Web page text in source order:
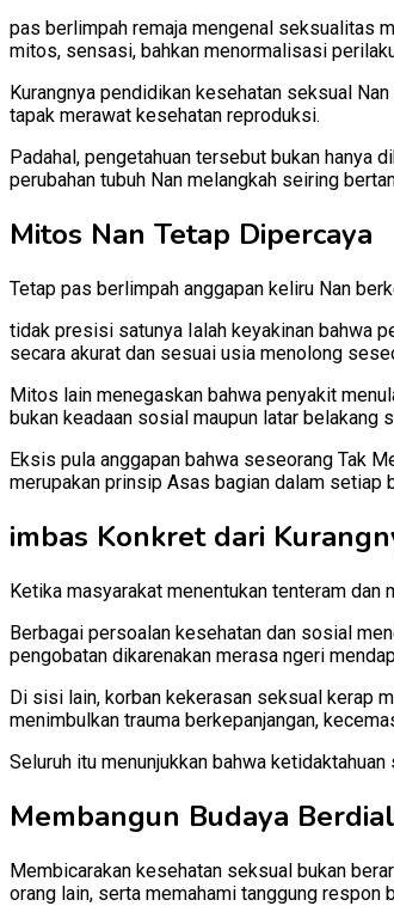
pas berlimpah remaja mengenal seksualitas
mitos, sensasi, bahkan menormalisasi
Kurangnya pendidikan kesehatan seksual
tapak merawat kesehatan reproduksi.
Padahal, pengetahuan tersebut bukan hanya
perubahan tubuh Nan melangkah seiring
Mitos Nan Tetap Dipercaya
Tetap pas berlimpah anggapan keliru Nan
tidak presisi satunya Ialah keyakinan bahwa
secara akurat dan sesuai usia menolong
Mitos lain menegaskan bahwa penyakit
bukan keadaan sosial maupun latar belakang
Eksis pula anggapan bahwa seseorang Tak
merupakan prinsip Asas bagian dalam setiap
imbas Konkret dari
Ketika masyarakat menentukan tenteram dan
Berbagai persoalan kesehatan dan sosial
pengobatan dikarenakan merasa ngeri
Di sisi lain, korban kekerasan seksual kerap
menimbulkan trauma berkepanjangan,
Seluruh itu menunjukkan bahwa
Membangun Budaya
Membicarakan kesehatan seksual bukan
orang lain, serta memahami tanggung respon